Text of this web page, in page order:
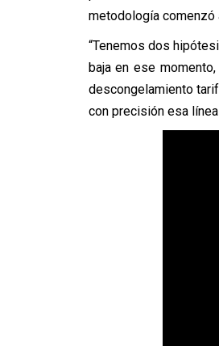
metodología comenzó
“Tenemos dos
baja en ese
descongelamiento
con precisión esa